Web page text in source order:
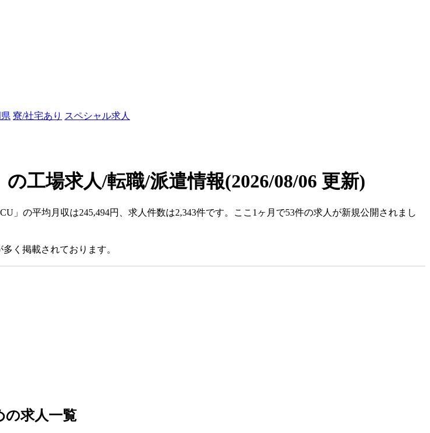
寮/社宅あり スペシャル求人
の工場求人/転職/派遣情報(2026/08/06 更新)
」の平均月収は245,494円、求人件数は2,343件です。ここ1ヶ月で53件の求人が新規公開されまし
く掲載されております。
の求人一覧